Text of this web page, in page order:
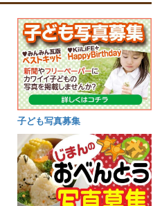
子ども写真募集